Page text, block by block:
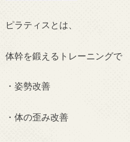
ピラティスとは、
体幹を鍛えるトレーニングで
・姿勢改善
・体の歪み改善